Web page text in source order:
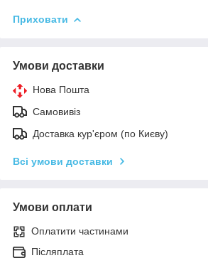
Приховати
Умови доставки
Нова Пошта
Самовивіз
Доставка кур'єром (по Києву)
Всі умови доставки
Умови оплати
Оплатити частинами
Післяплата